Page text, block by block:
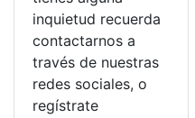
inquietud recuerda
contactarnos a
través de nuestras
redes sociales, o
regístrate